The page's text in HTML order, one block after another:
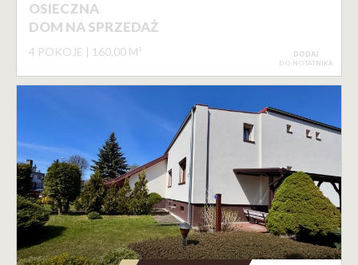
OSIECZNA
DOM NA SPRZEDAŻ
4 POKOJE 160,00 M² DODAJ
DO NOTATNIKA